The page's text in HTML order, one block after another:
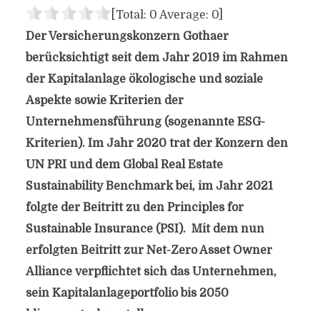
[Total: 0 Average: 0]
Der Versicherungskonzern Gothaer
berücksichtigt seit dem Jahr 2019 im Rahmen
der Kapitalanlage ökologische und soziale
Aspekte sowie Kriterien der
Unternehmensführung (sogenannte ESG-
Kriterien). Im Jahr 2020 trat der Konzern den
UN PRI und dem Global Real Estate
Sustainability Benchmark bei, im Jahr 2021
folgte der Beitritt zu den Principles for
Sustainable Insurance (PSI). Mit dem nun
erfolgten Beitritt zur Net-Zero Asset Owner
Alliance verpflichtet sich das Unternehmen,
sein Kapitalanlageportfolio bis 2050